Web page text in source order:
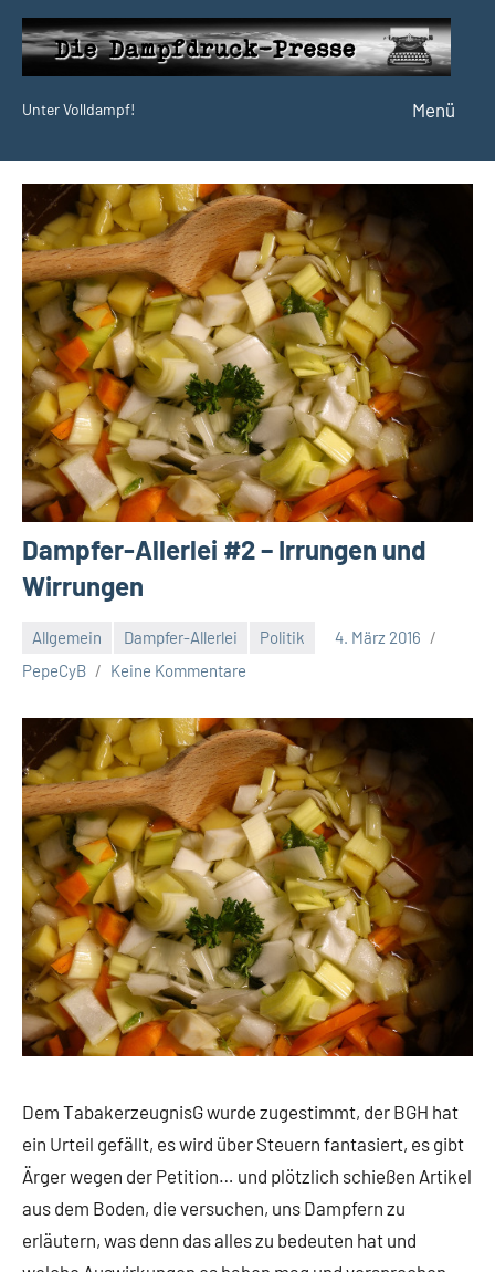
Zum
Inhalt
springen
Dampfdruck-
Presse
Unter Volldampf! Menü
Dampfer-Allerlei #2 – Irrungen und
Wirrungen
Allgemein Dampfer-Allerlei Politik
4. März 2016
PepeCyB
Keine Kommentare
Dem TabakerzeugnisG wurde zugestimmt, der BGH hat
ein Urteil gefällt, es wird über Steuern fantasiert, es gibt
Ärger wegen der Petition… und plötzlich schießen Artikel
aus dem Boden, die versuchen, uns Dampfern zu
erläutern, was denn das alles zu bedeuten hat und